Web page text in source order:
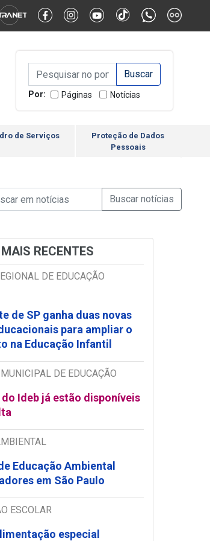
Alto Contraste Alternar Tamanho da Fonte
Campo de Busca de
Campo de Busca de informaçõesEnviar a Busca
Por: Páginas Notícias
de Serviços
Proteção de Dados
Pessoais
de Busca de Notícias
de Busca de informaçõesEnviar a Busca de
RECENTES
DE EDUCAÇÃO
de SP ganha duas novas
para ampliar o
na Educação Infantil
DE EDUCAÇÃO
Ideb já estão disponíveis
Educação Ambiental
em São Paulo
ESCOLAR
especial